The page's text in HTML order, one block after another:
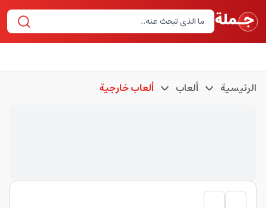
الرئيسية ألعاب ألعاب خارجية